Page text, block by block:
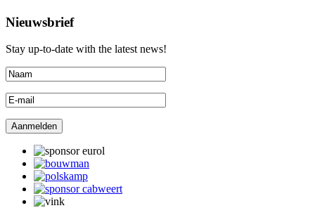
Nieuwsbrief
Stay up-to-date with the latest news!